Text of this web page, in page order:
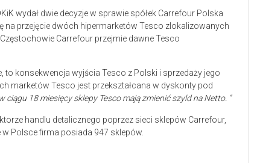
wydał dwie decyzje w sprawie spółek Carrefour Polska
na przejęcie dwóch hipermarketów Tesco zlokalizowanych
Carrefour przejmie dawne Tesco
konsekwencja wyjścia Tesco z Polski i sprzedaży jego
marketów Tesco jest przekształcana w dyskonty pod
ciągu 18 miesięcy sklepy Tesco mają zmienić szyld na Netto. ”
handlu detalicznego poprzez sieci sklepów Carrefour,
w Polsce firma posiada 947 sklepów.